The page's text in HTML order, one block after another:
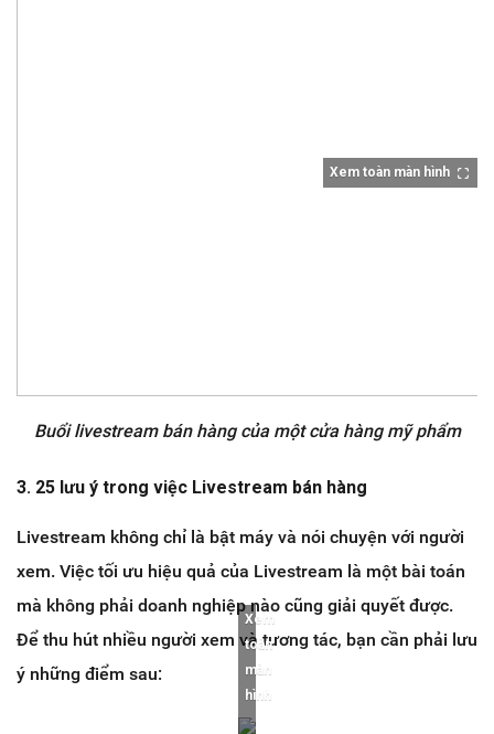
Xem toàn màn hình
Buổi livestream bán hàng của một cửa hàng mỹ phẩm
3. 25 lưu ý trong việc Livestream bán hàng
Livestream không chỉ là bật máy và nói chuyện với người
xem. Việc tối ưu hiệu quả của Livestream là một bài toán
mà không phải doanh nghiệp nào cũng giải quyết được.
Để thu hút nhiều người xem và tương tác, bạn cần phải lưu
ý những điểm sau:
Xem
toàn
màn
hình